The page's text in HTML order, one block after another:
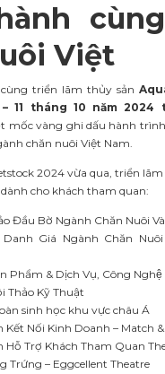
Việt
triển lãm thủy sản
11 tháng 10 năm 2024
mốc vàng ghi dấu hành
chăn nuôi Việt Nam.
2024 vừa qua, triển
cho khách tham quan:
Đầu Bờ Ngành Chăn Nuôi
Giá Ngành Chăn Nuôi
Phẩm & Dịch Vụ, Công Nghệ
Thảo Kỹ Thuật
sinh học khu vực châu Á
Kết Nối Kinh Doanh – Match &
Hỗ Trợ Khách Tham Quan
Trứng – Eggcellent Theatre